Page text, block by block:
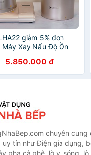
giảm 5% đơn
Máy Xay Nấu Độ Ồn
GT-006
5.850.000 đ
chuyên
uy tín như Điện gia dụng,
pha cà phê, lò vi sóng,